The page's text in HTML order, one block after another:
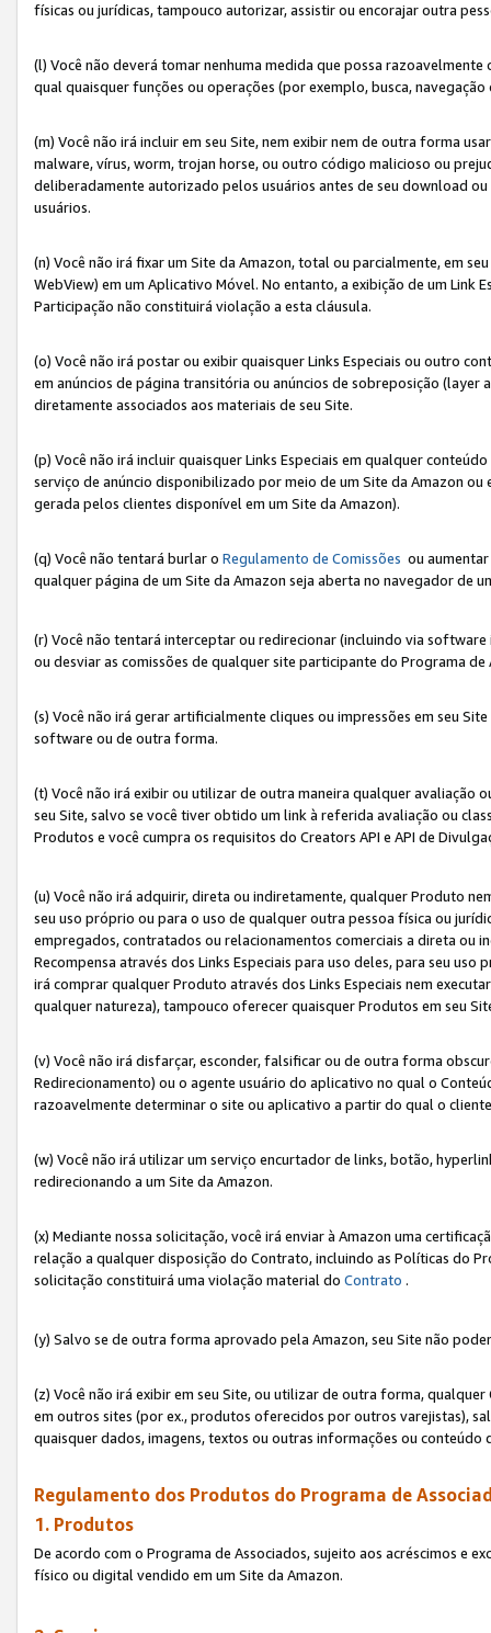
físicas ou jurídicas, tampouco autorizar, assistir ou encorajar outra
(l) Você não deverá tomar nenhuma medida que possa
qual quaisquer funções ou operações (por exemplo, busca,
(m) Você não irá incluir em seu Site, nem exibir nem de outra forma
malware, vírus, worm, trojan horse, ou outro código malicioso ou
deliberadamente autorizado pelos usuários antes de seu download
usuários.
(n) Você não irá fixar um Site da Amazon, total ou parcialmente, em
WebView) em um Aplicativo Móvel. No entanto, a exibição de um Link
Participação não constituirá violação a esta cláusula.
(o) Você não irá postar ou exibir quaisquer Links Especiais ou outro
em anúncios de página transitória ou anúncios de sobreposição
diretamente associados aos materiais de seu Site.
(p) Você não irá incluir quaisquer Links Especiais em qualquer
serviço de anúncio disponibilizado por meio de um Site da Amazon
gerada pelos clientes disponível em um Site da Amazon).
(q) Você não tentará burlar o Regulamento de Comissões ou
qualquer página de um Site da Amazon seja aberta no navegador de
(r) Você não tentará interceptar ou redirecionar (incluindo via
ou desviar as comissões de qualquer site participante do Programa de
(s) Você não irá gerar artificialmente cliques ou impressões em seu
software ou de outra forma.
(t) Você não irá exibir ou utilizar de outra maneira qualquer avaliação
seu Site, salvo se você tiver obtido um link à referida avaliação ou
Produtos e você cumpra os requisitos do Creators API e API de
(u) Você não irá adquirir, direta ou indiretamente, qualquer Produto
seu uso próprio ou para o uso de qualquer outra pessoa física ou
empregados, contratados ou relacionamentos comerciais a direta ou
Recompensa através dos Links Especiais para uso deles, para seu
irá comprar qualquer Produto através dos Links Especiais nem
qualquer natureza), tampouco oferecer quaisquer Produtos em seu
(v) Você não irá disfarçar, esconder, falsificar ou de outra forma
Redirecionamento) ou o agente usuário do aplicativo no qual o
razoavelmente determinar o site ou aplicativo a partir do qual o
(w) Você não irá utilizar um serviço encurtador de links, botão,
redirecionando a um Site da Amazon.
(x) Mediante nossa solicitação, você irá enviar à Amazon uma
relação a qualquer disposição do Contrato, incluindo as Políticas do
solicitação constituirá uma violação material do Contrato .
(y) Salvo se de outra forma aprovado pela Amazon, seu Site não
(z) Você não irá exibir em seu Site, ou utilizar de outra forma,
em outros sites (por ex., produtos oferecidos por outros varejistas),
quaisquer dados, imagens, textos ou outras informações ou
Regulamento dos Produtos do Programa de
1. Produtos
De acordo com o Programa de Associados, sujeito aos acréscimos e
físico ou digital vendido em um Site da Amazon.